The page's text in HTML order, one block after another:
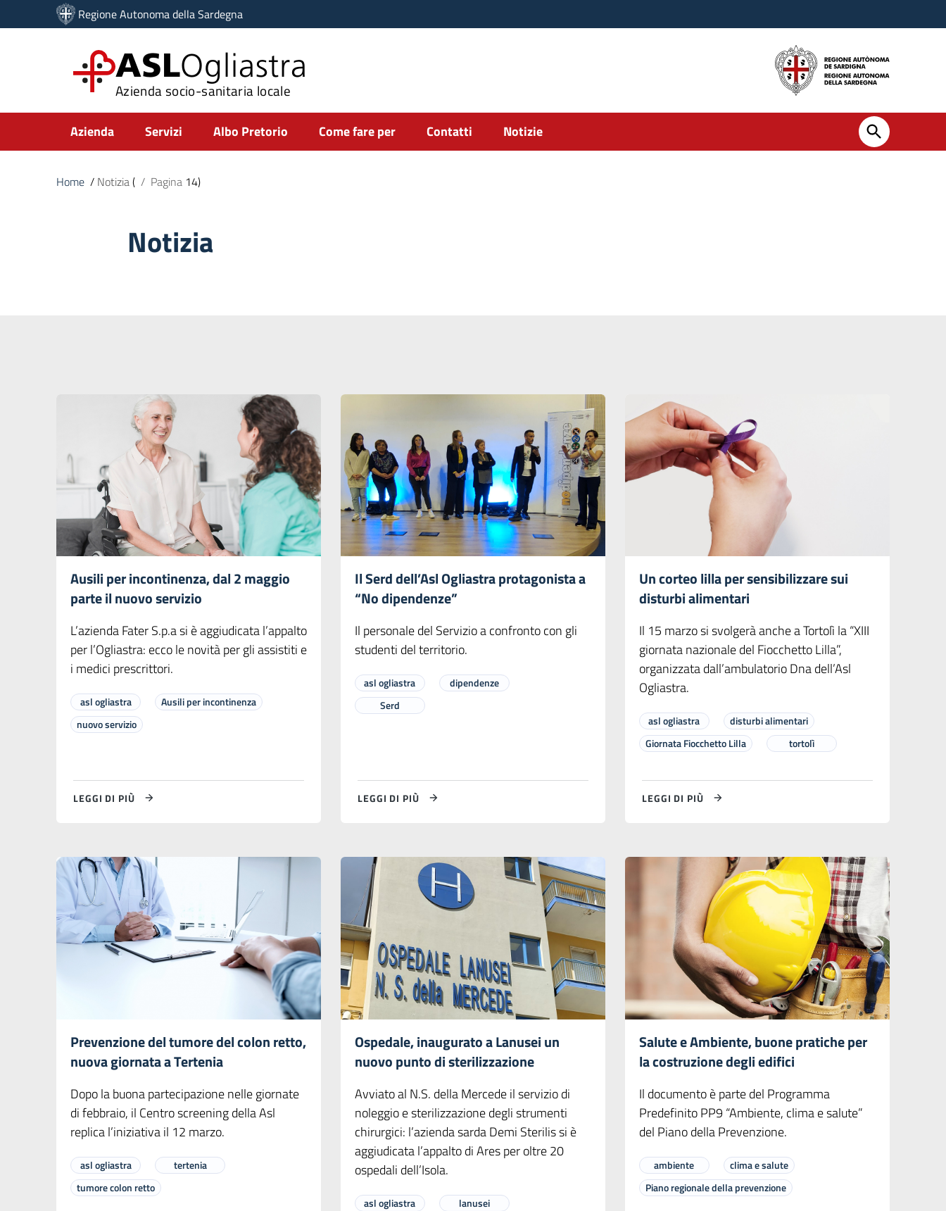
Vai ai contenuti
Vai al menu di navigazione
Regione Autonoma della Sardegna
ASLOgliastra
Azienda socio-sanitaria locale
Submenu
Azienda Servizi Albo Pretorio Come fare per Contatti Notizie
Home / Notizia( / Pagina 14)
Notizia
Ausili per incontinenza, dal 2 maggio
parte il nuovo servizio
L’azienda Fater S.p.a si è aggiudicata l’appalto
per l’Ogliastra: ecco le novità per gli assistiti e
i medici prescrittori.
asl ogliastra
Ausili per incontinenza
nuovo servizio
LEGGI DI PIÙ
Il Serd dell’Asl Ogliastra protagonista a
“No dipendenze”
Il personale del Servizio a confronto con gli
studenti del territorio.
asl ogliastra
dipendenze
Serd
LEGGI DI PIÙ
Un corteo lilla per sensibilizzare sui
disturbi alimentari
Il 15 marzo si svolgerà anche a Tortolì la “XIII
giornata nazionale del Fiocchetto Lilla”,
organizzata dall’ambulatorio Dna dell’Asl
Ogliastra.
asl ogliastra
disturbi alimentari
Giornata Fiocchetto Lilla
tortolì
LEGGI DI PIÙ
Prevenzione del tumore del colon retto,
nuova giornata a Tertenia
Dopo la buona partecipazione nelle giornate
di febbraio, il Centro screening della Asl
replica l’iniziativa il 12 marzo.
asl ogliastra
tertenia
tumore colon retto
Ospedale, inaugurato a Lanusei un
nuovo punto di sterilizzazione
Avviato al N.S. della Mercede il servizio di
noleggio e sterilizzazione degli strumenti
chirurgici: l’azienda sarda Demi Sterilis si è
aggiudicata l’appalto di Ares per oltre 20
ospedali dell’Isola.
asl ogliastra
lanusei
Salute e Ambiente, buone pratiche per
la costruzione degli edifici
Il documento è parte del Programma
Predefinito PP9 “Ambiente, clima e salute”
del Piano della Prevenzione.
ambiente
clima e salute
Piano regionale della prevenzione